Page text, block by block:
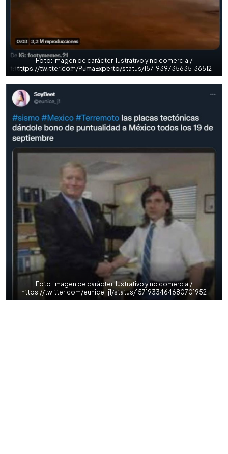
Foto: Imagen de carácter ilustrativo y no comercial/
https://twitter.com/PumaExperto/status/1571939735635136512
Foto: Imagen de carácter ilustrativo y no comercial/
https://twitter.com/eunice_j1/status/1571933464680701952